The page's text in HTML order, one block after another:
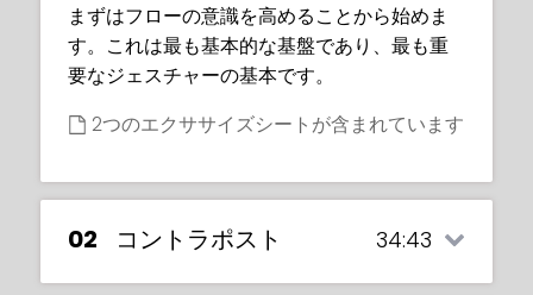
まずはフローの意識を高めることから始めま
す。これは最も基本的な基盤であり、最も重
要なジェスチャーの基本です。
2つのエクササイズシートが含まれています
02 コントラポスト 34:43